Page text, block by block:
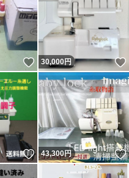
いいね！
30,000円
いいね！
43,300円